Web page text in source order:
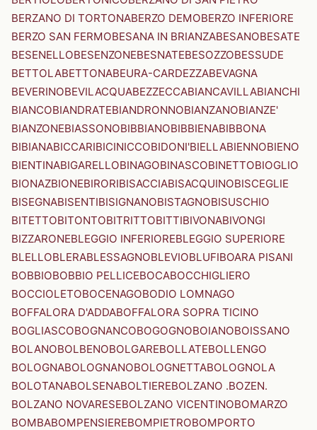
BERZANO DI TORTONABERZO DEMOBERZO INFERIORE
BERZO SAN FERMOBESANA IN BRIANZABESANOBESATE
BESENELLOBESENZONEBESNATEBESOZZOBESSUDE
BETTOLABETTONABEURA-CARDEZZABEVAGNA
BEVERINOBEVILACQUABEZZECCABIANCAVILLABIANCHI
BIANCOBIANDRATEBIANDRONNOBIANZANOBIANZE'
BIANZONEBIASSONOBIBBIANOBIBBIENABIBBONA
BIBIANABICCARIBICINICCOBIDONI'BIELLABIENNOBIENO
BIENTINABIGARELLOBINAGOBINASCOBINETTOBIOGLIO
BIONAZBIONEBIRORIBISACCIABISACQUINOBISCEGLIE
BISEGNABISENTIBISIGNANOBISTAGNOBISUSCHIO
BITETTOBITONTOBITRITTOBITTIBIVONABIVONGI
BIZZARONEBLEGGIO INFERIOREBLEGGIO SUPERIORE
BLELLOBLERABLESSAGNOBLEVIOBLUFIBOARA PISANI
BOBBIOBOBBIO PELLICEBOCABOCCHIGLIERO
BOCCIOLETOBOCENAGOBODIO LOMNAGO
BOFFALORA D'ADDABOFFALORA SOPRA TICINO
BOGLIASCOBOGNANCOBOGOGNOBOIANOBOISSANO
BOLANOBOLBENOBOLGAREBOLLATEBOLLENGO
BOLOGNABOLOGNANOBOLOGNETTABOLOGNOLA
BOLOTANABOLSENABOLTIEREBOLZANO .BOZEN.
BOLZANO NOVARESEBOLZANO VICENTINOBOMARZO
BOMBABOMPENSIEREBOMPIETROBOMPORTO